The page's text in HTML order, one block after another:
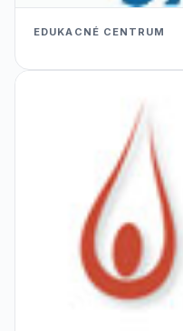
EDUKACNÉ CENTRUM